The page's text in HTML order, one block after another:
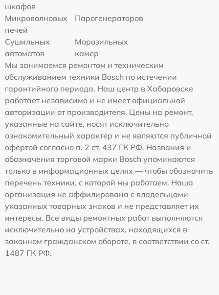
шкафов
Микроволновых
печей
Парогенераторов
Сушильных
автоматов
Морозильных
камер
Мы занимаемся ремонтом и техническим
обслуживанием техники Bosch по истечении
гарантийного периода. Наш центр в Хабаровске
работает независимо и не имеет официальной
авторизации от производителя. Цены на ремонт,
указанные на сайте, носят исключительно
ознакомительный характер и не являются публичной
офертой согласно п. 2 ст. 437 ГК РФ. Названия и
обозначения торговой марки Bosch упоминаются
только в информационных целях — чтобы обозначить
перечень техники, с которой мы работаем. Наша
организация не аффилирована с владельцами
указанных товарных знаков и не представляет их
интересы. Все виды ремонтных работ выполняются
исключительно на устройствах, находящихся в
законном гражданском обороте, в соответствии со ст.
1487 ГК РФ.